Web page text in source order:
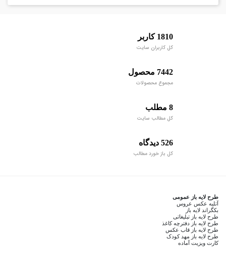
1810 کاربر
کل کاربران سایت
7442 محصول
مجموع محصولات
8 مطلب
کل مطالب سایت
526 دیدگاه
کل باز خورد مطالب
طرح لایه باز عمومی
آتلیه عکس عروس
بکگراند لایه باز
طرح لایه باز تبلیغاتی
طرح لایه باز دفترچه کاغذ
طرح لایه باز قاب عکس
طرح لایه باز مهد کودک
کارت ویزیت آماده